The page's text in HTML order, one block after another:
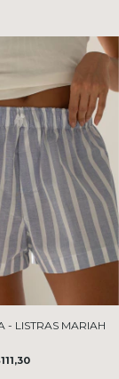
- LISTRAS MARIAH